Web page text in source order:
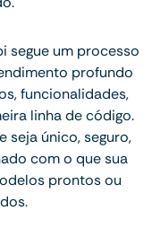
segue um processo
profundo
funcionalidades,
linha de código.
seja único, seguro,
com o que sua
prontos ou